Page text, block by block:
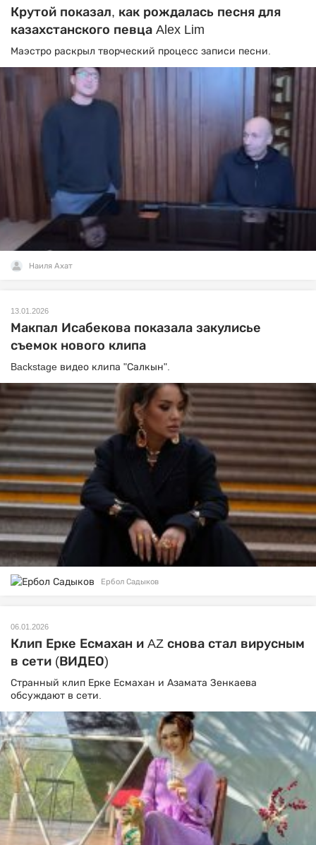
Крутой показал, как рождалась песня для
казахстанского певца Alex Lim
Маэстро раскрыл творческий процесс записи песни.
Наиля Ахат
13.01.2026
Макпал Исабекова показала закулисье
съемок нового клипа
Backstage видео клипа "Салкын".
Ербол Садыков
06.01.2026
Клип Ерке Есмахан и AZ снова стал вирусным
в сети (ВИДЕО)
Странный клип Ерке Есмахан и Азамата Зенкаева
обсуждают в сети.